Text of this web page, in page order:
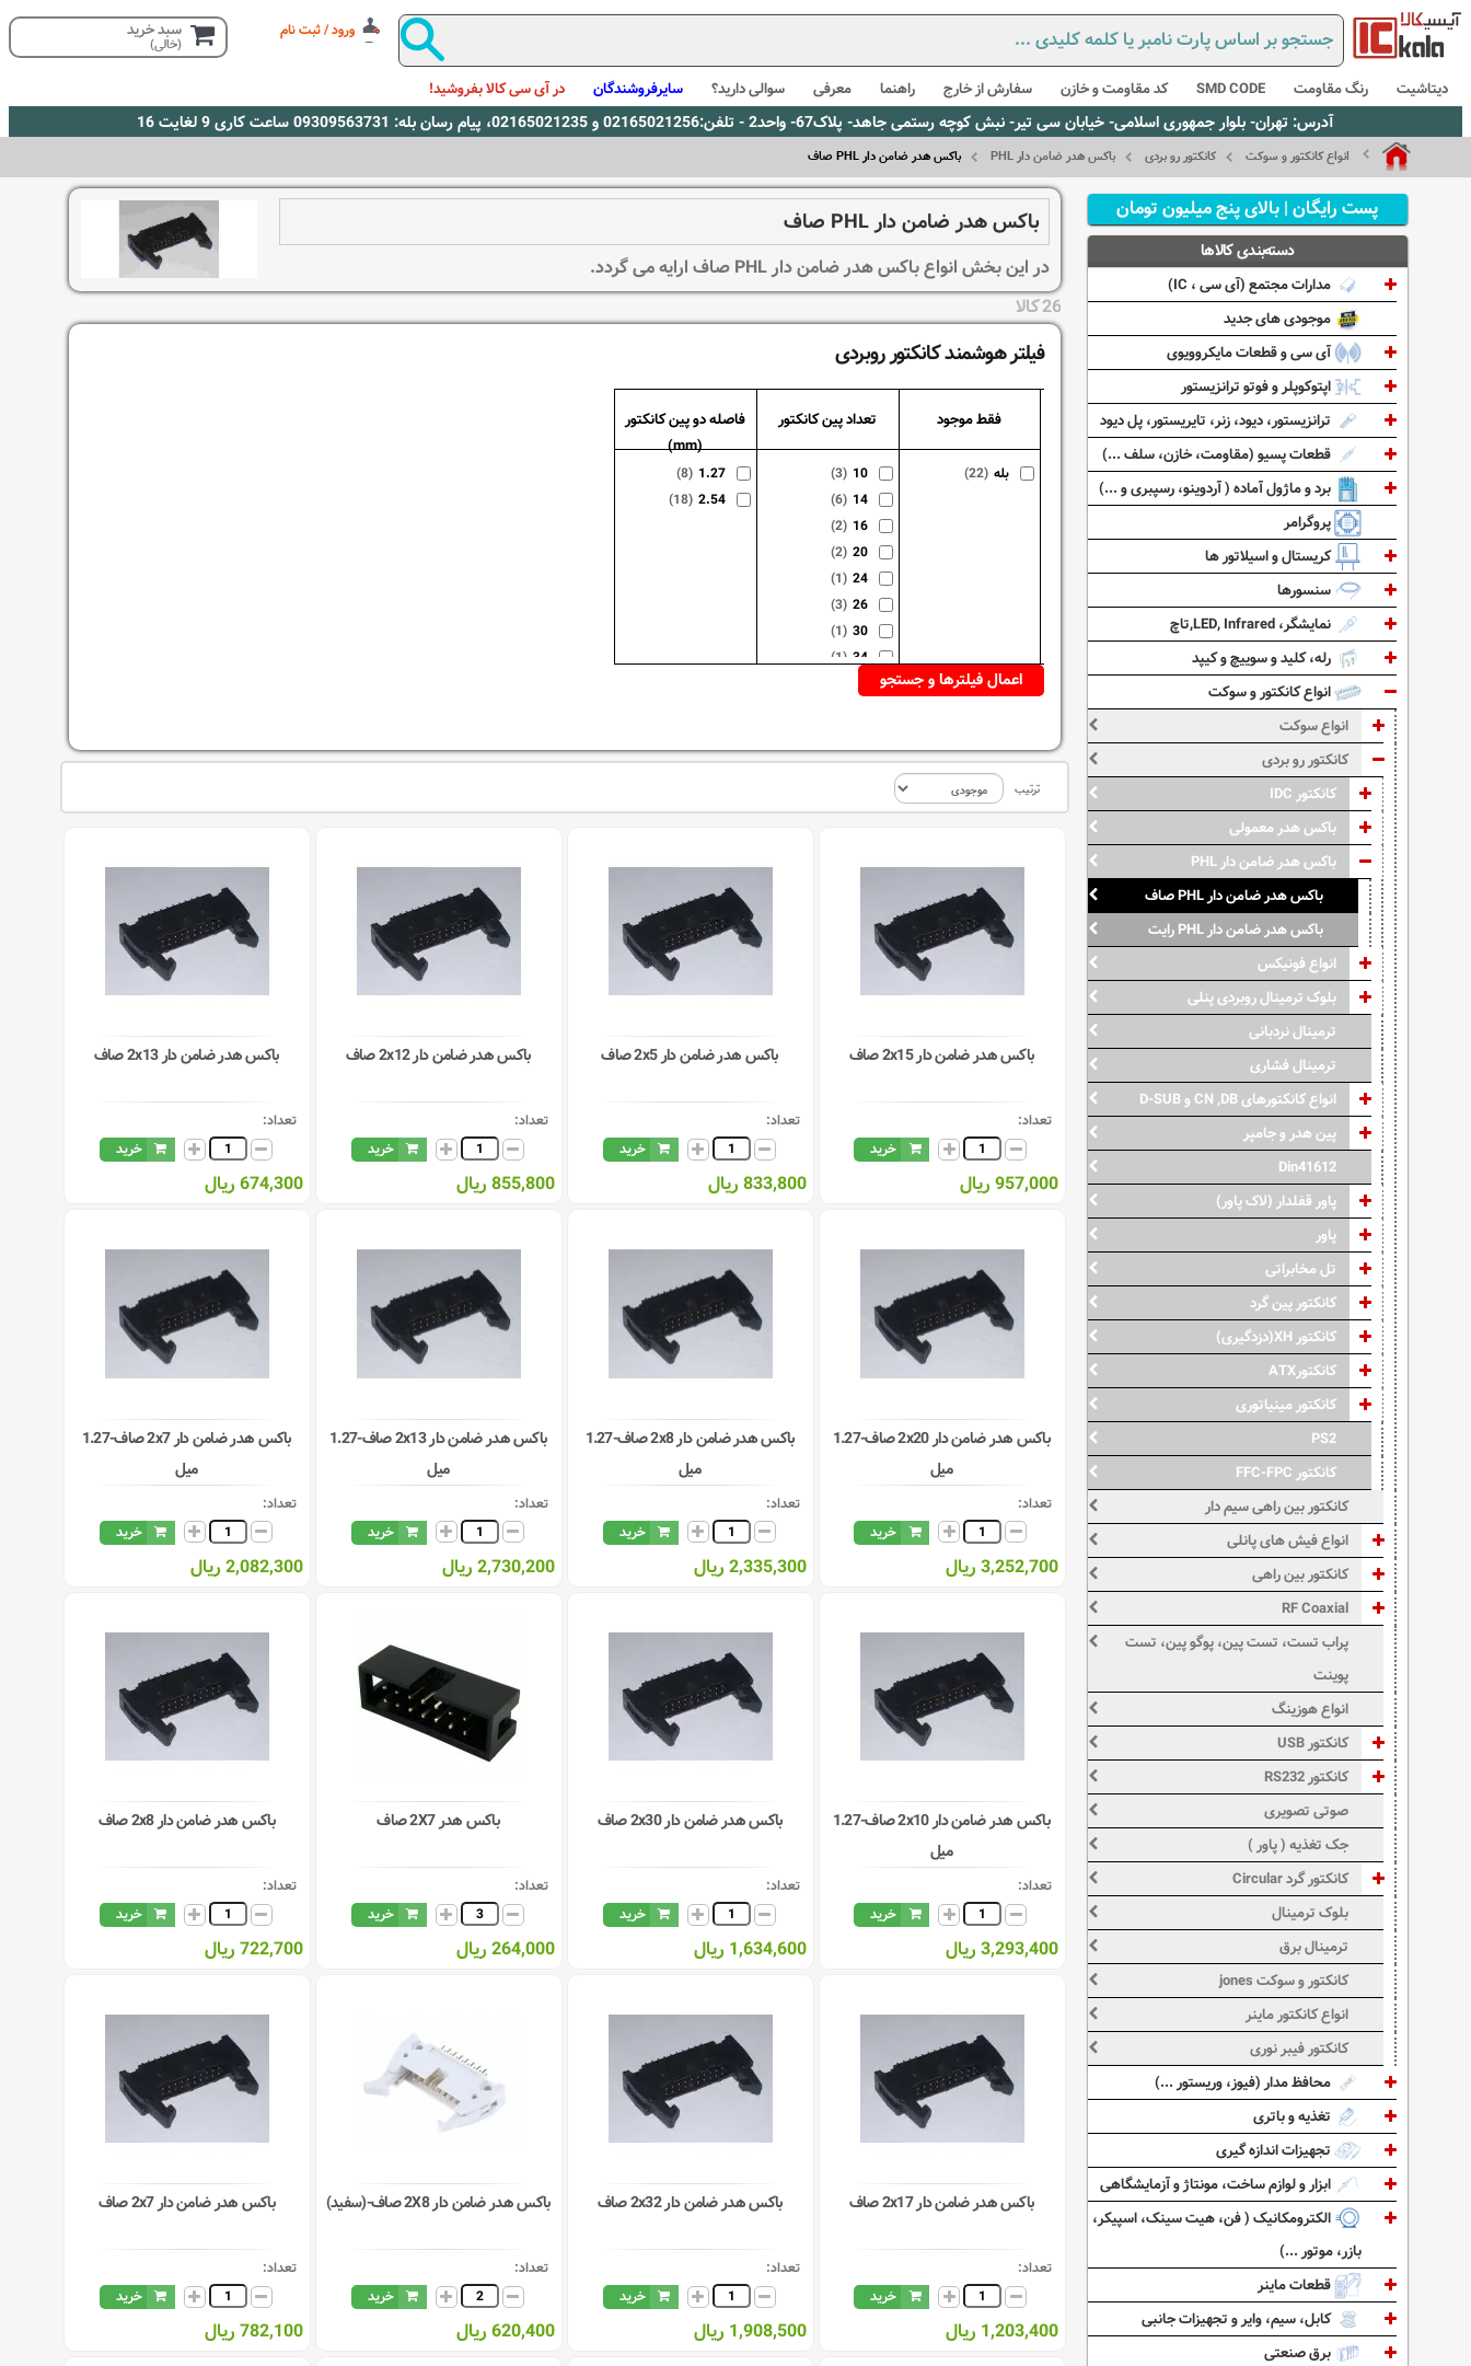
ورود / ثبت نام سبد خرید
(خالی)
دیتاشیت رنگ مقاومت SMD CODE کد مقاومت و خازن سفارش از خارج راهنما معرفی سوالی دارید؟ سایرفروشندگان در آی سی کالا بفروشید!
آدرس: تهران- بلوار جمهوری اسلامی- خیابان سی تیر- نبش کوچه رستمی جاهد- پلاک67- واحد2 - تلفن:02165021256 و 02165021235، پیام رسان بله: 09309563731 ساعت کاری 9 لغایت 16
انواع کانکتور و سوکت کانکتور رو بردی باکس هدر ضامن دار PHL باکس هدر ضامن دار PHL صاف
باکس هدر ضامن دار PHL صاف
در این بخش انواع باکس هدر ضامن دار PHL صاف ارایه می گردد.
26 کالا
فیلتر هوشمند کانکتور روبردی
فقط موجود
بله (22)
تعداد پین کانکتور
10
(3)
14
(6)
16
(2)
20
(2)
24
(1)
26
(3)
30
(1)
34
(1)
64
(1)
فاصله دو پین کانکتور
(mm)
1.27
(8)
2.54
(18)
ترتیب
باکس هدر ضامن دار 2x15 صاف
تعداد:
خرید
957,000 ریال
باکس هدر ضامن دار 2x5 صاف
تعداد:
خرید
833,800 ریال
باکس هدر ضامن دار 2x12 صاف
تعداد:
خرید
855,800 ریال
باکس هدر ضامن دار 2x13 صاف
تعداد:
خرید
674,300 ریال
باکس هدر ضامن دار 2x20 صاف-1.27
میل
تعداد:
خرید
3,252,700 ریال
باکس هدر ضامن دار 2x8 صاف-1.27
میل
تعداد:
خرید
2,335,300 ریال
باکس هدر ضامن دار 2x13 صاف-1.27
میل
تعداد:
خرید
2,730,200 ریال
باکس هدر ضامن دار 2x7 صاف-1.27
میل
تعداد:
خرید
2,082,300 ریال
باکس هدر ضامن دار 2x10 صاف-1.27
میل
تعداد:
خرید
3,293,400 ریال
باکس هدر ضامن دار 2x30 صاف
تعداد:
خرید
1,634,600 ریال
باکس هدر 2X7 صاف
تعداد:
خرید
264,000 ریال
باکس هدر ضامن دار 2x8 صاف
تعداد:
خرید
722,700 ریال
باکس هدر ضامن دار 2x17 صاف
تعداد:
خرید
1,203,400 ریال
باکس هدر ضامن دار 2x32 صاف
تعداد:
خرید
1,908,500 ریال
باکس هدر ضامن دار 2X8 صاف-(سفید)
تعداد:
خرید
620,400 ریال
باکس هدر ضامن دار 2x7 صاف
تعداد:
خرید
782,100 ریال
پست رایگان | بالای پنج میلیون تومان
دسته‌بندی کالاها
مدارات مجتمع (آی سی ، IC)
موجودی های جدید
آی سی و قطعات مایکروویوی
اپتوکوپلر و فوتو ترانزیستور
ترانزیستور، دیود، زنر، تایریستور، پل دیود
قطعات پسیو (مقاومت، خازن، سلف ...)
برد و ماژول آماده ( آردوینو، رسپبری و ...)
پروگرامر
کریستال و اسیلاتور ها
سنسورها
نمایشگر، LED, Infrared,تاچ
رله، کلید و سوییچ و کیپد
انواع کانکتور و سوکت
انواع سوکت
کانکتور رو بردی
کانکتور IDC
باکس هدر معمولی
باکس هدر ضامن دار PHL
باکس هدر ضامن دار PHL صاف
باکس هدر ضامن دار PHL رایت
انواع فونیکس
بلوک ترمینال روبردی پنلی
ترمینال نردبانی
ترمینال فشاری
انواع کانکتورهای CN ,DB و D-SUB
پین هدر و جامپر
Din41612
پاور قفلدار (لاک پاور)
پاور
تل مخابراتی
کانکتور پین گرد
کانکتور XH(دزدگیری)
کانکتورATX
کانکتور مینیاتوری
PS2
کانکتور FFC-FPC
کانکتور بین راهی سیم دار
انواع فیش های پانلی
کانکتور بین راهی
RF Coaxial
پراب تست، تست پین، پوگو پین، تست
پوینت
انواع هوزینگ
کانکتور USB
کانکتور RS232
صوتی تصویری
جک تغذیه ( پاور )
کانکتور گرد Circular
بلوک ترمینال
ترمینال برق
کانکتور و سوکت jones
انواع کانکتور ماینر
کانکتور فیبر نوری
محافظ مدار (فیوز، وریستور ...)
تغذیه و باتری
تجهیزات اندازه گیری
ابزار و لوازم ساخت، مونتاژ و آزمایشگاهی
الکترومکانیک ( فن، هیت سینک، اسپیکر،
بازر، موتور ...)
قطعات ماینر
کابل، سیم، وایر و تجهیزات جانبی
برق صنعتی